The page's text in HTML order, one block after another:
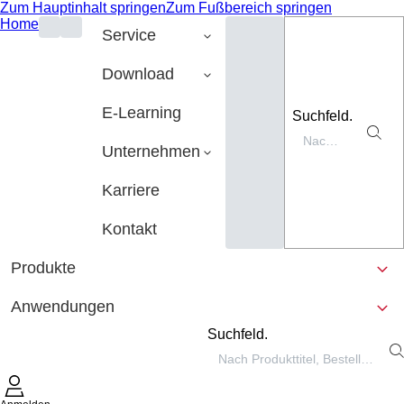
Zum Hauptinhalt springenZum Fußbereich springen
Home
Service
Download
E-Learning
Unternehmen
Karriere
Kontakt
Suchfeld.
Produkte
Anwendungen
Suchfeld.